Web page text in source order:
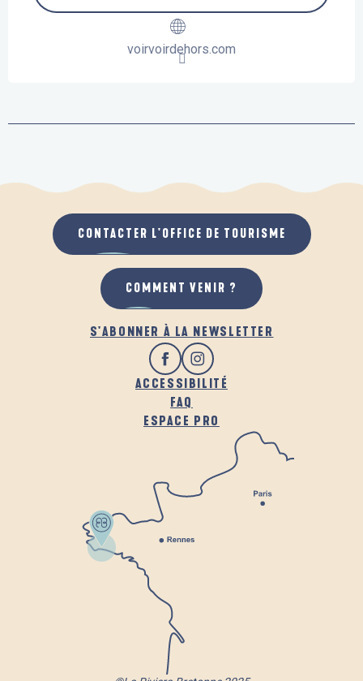
voirvoirdehors.com
S'ABONNER À LA NEWSLETTER
ACCESSIBILITÉ
FAQ
ESPACE PRO
CONTACTER L'OFFICE DE TOURISME
COMMENT VENIR ?